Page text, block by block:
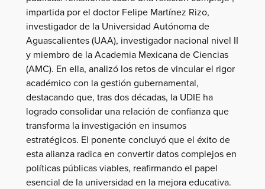
impartida por el doctor Felipe Martínez Rizo,
investigador de la Universidad Autónoma de
Aguascalientes (UAA), investigador nacional nivel II
y miembro de la Academia Mexicana de Ciencias
(AMC). En ella, analizó los retos de vincular el rigor
académico con la gestión gubernamental,
destacando que, tras dos décadas, la UDIE ha
logrado consolidar una relación de confianza que
transforma la investigación en insumos
estratégicos. El ponente concluyó que el éxito de
esta alianza radica en convertir datos complejos en
políticas públicas viables, reafirmando el papel
esencial de la universidad en la mejora educativa.